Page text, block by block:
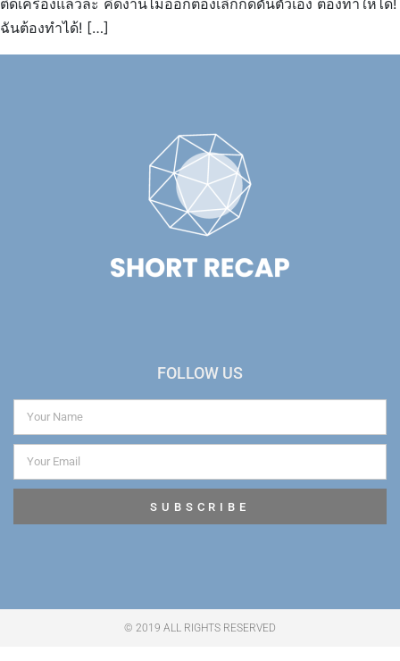
ติดเครื่องแล้วล่ะ คิดงานไม่ออกต้องเลิกกดดันตัวเอง ต้องทำให้ได้!
ฉันต้องทำได้! […]
FOLLOW US
SUBSCRIBE
© 2019 ALL RIGHTS RESERVED​